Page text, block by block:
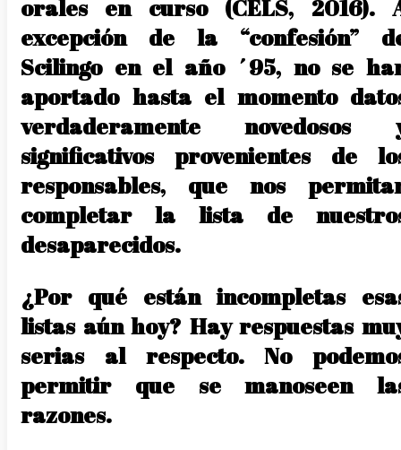
orales en curso (CELS, 2016).
excepción de la “confesión”
Scilingo en el año ´95, no se
aportado hasta el momento
verdaderamente novedosos
significativos provenientes de
responsables, que nos
completar la lista de
desaparecidos.
¿Por qué están incompletas
listas aún hoy? Hay respuestas
serias al respecto. No
permitir que se manoseen
razones.